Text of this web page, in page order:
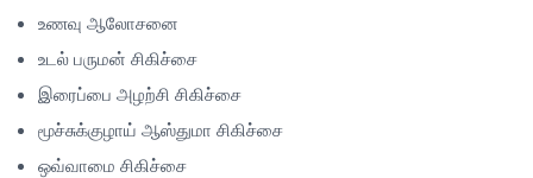
உணவு ஆலோசனை
உடல் பருமன் சிகிச்சை
இரைப்பை அழற்சி சிகிச்சை
மூச்சுக்குழாய் ஆஸ்துமா சிகிச்சை
ஒவ்வாமை சிகிச்சை